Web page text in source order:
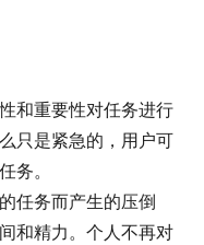
和重要性对任务进行
只是紧急的，用户可
务。
任务而产生的压倒
和精力。个人不再对